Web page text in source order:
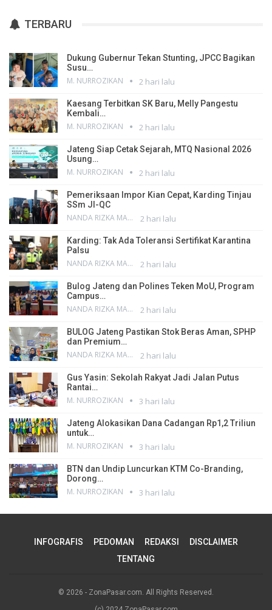
TERBARU
Dukung Gubernur Tekan Stunting, JPCC Bagikan
Susu…
M. NURROZIKAN 2 hari lalu
Kaesang Terbitkan SK Baru, Melly Pangestu
Kembali…
M. NURROZIKAN 2 hari lalu
Jateng Siap Cetak Sejarah, MTQ Nasional 2026
Usung…
M. NURROZIKAN 2 hari lalu
Pemeriksaan Impor Kian Cepat, Karding Tinjau
SSm JI-QC
NANDA RIZKA MAHENDRA 2 hari lalu
Karding: Tak Ada Toleransi Sertifikat Karantina
Palsu
NANDA RIZKA MAHENDRA 2 hari lalu
Bulog Jateng dan Polines Teken MoU, Program
Campus…
NANDA RIZKA MAHENDRA 2 hari lalu
BULOG Jateng Pastikan Stok Beras Aman, SPHP
dan Premium…
NANDA RIZKA MAHENDRA 2 hari lalu
Gus Yasin: Sekolah Rakyat Jadi Jalan Putus
Rantai…
M. NURROZIKAN 3 hari lalu
Jateng Alokasikan Dana Cadangan Rp1,2 Triliun
untuk…
M. NURROZIKAN 3 hari lalu
BTN dan Undip Luncurkan KTM Co-Branding,
Dorong…
M. NURROZIKAN 3 hari lalu
INFOGRAFIS PEDOMAN REDAKSI
DISCLAIMER
TENTANG
© 2026 - ZonaPasar.com. All Rights Reserved.